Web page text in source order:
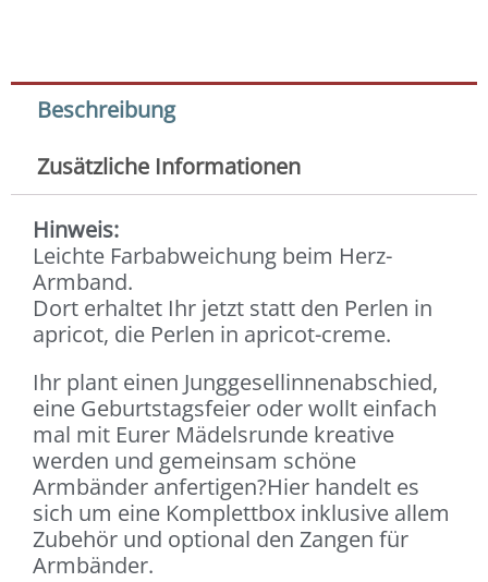
Beschreibung
Zusätzliche Informationen
Hinweis:
Leichte Farbabweichung beim Herz-
Armband.
Dort erhaltet Ihr jetzt statt den Perlen in
apricot, die Perlen in apricot-creme.
Ihr plant einen Junggesellinnenabschied,
eine Geburtstagsfeier oder wollt einfach
mal mit Eurer Mädelsrunde kreative
werden und gemeinsam schöne
Armbänder anfertigen?Hier handelt es
sich um eine Komplettbox inklusive allem
Zubehör und optional den Zangen für
Armbänder.